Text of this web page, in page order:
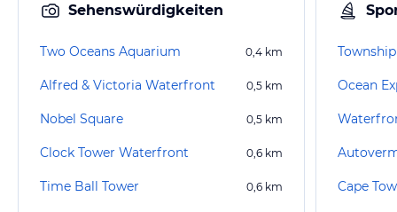
Sehenswürdigkeiten
Two Oceans Aquarium 0,4 km
Alfred & Victoria Waterfront 0,5 km
Nobel Square 0,5 km
Clock Tower Waterfront 0,6 km
Time Ball Tower 0,6 km